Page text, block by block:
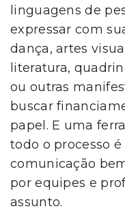
linguagens de
expressar com
dança, artes
literatura,
ou outras
buscar
papel. E uma
todo o processo
comunicação
por equipes e
assunto.